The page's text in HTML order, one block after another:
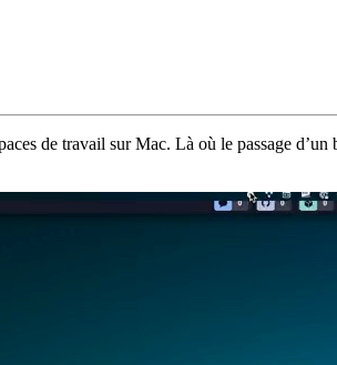
de travail sur Mac. Là où le passage